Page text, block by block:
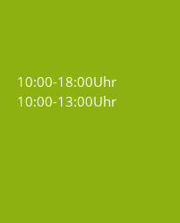
10:00-18:00Uhr
10:00-13:00Uhr